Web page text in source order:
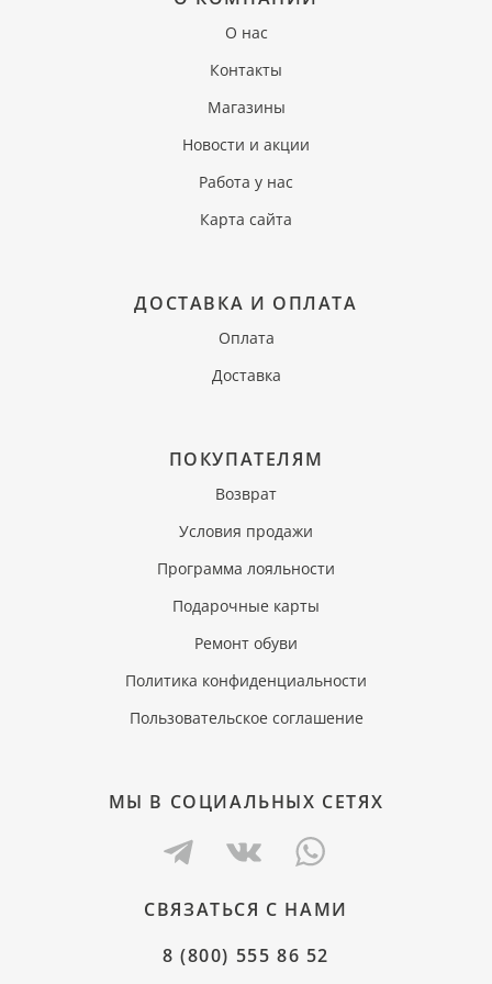
О нас
Контакты
Магазины
Новости и акции
Работа у нас
Карта сайта
ДОСТАВКА И ОПЛАТА
Оплата
Доставка
ПОКУПАТЕЛЯМ
Возврат
Условия продажи
Программа лояльности
Подарочные карты
Ремонт обуви
Политика конфиденциальности
Пользовательское соглашение
МЫ В СОЦИАЛЬНЫХ СЕТЯХ
СВЯЗАТЬСЯ С НАМИ
8 (800) 555 86 52